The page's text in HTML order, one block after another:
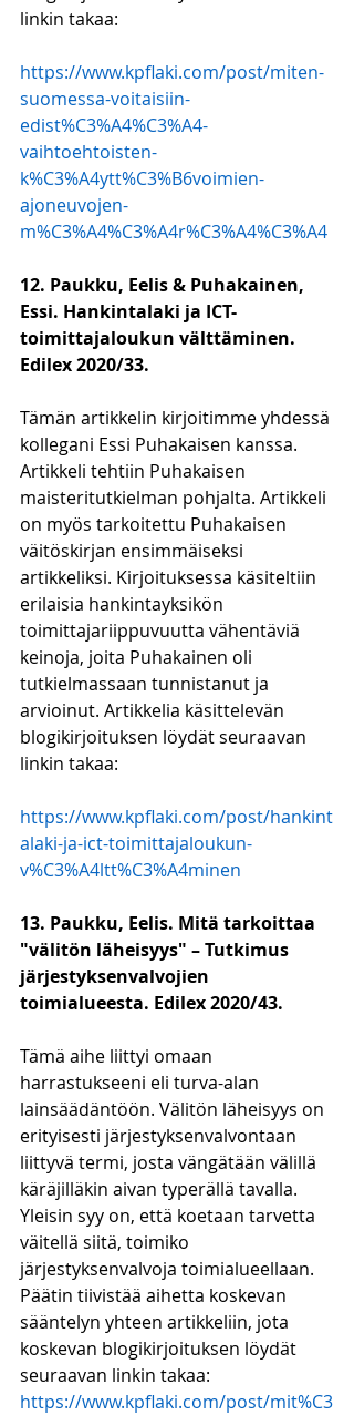
linkin takaa:
https://www.kpflaki.com/post/miten-
suomessa-voitaisiin-
edist%C3%A4%C3%A4-
vaihtoehtoisten-
k%C3%A4ytt%C3%B6voimien-
ajoneuvojen-
m%C3%A4%C3%A4r%C3%A4%C3%A4
12. Paukku, Eelis & Puhakainen,
Essi. Hankintalaki ja ICT-
toimittajaloukun välttäminen.
Edilex 2020/33.
Tämän artikkelin kirjoitimme yhdessä
kollegani Essi Puhakaisen kanssa.
Artikkeli tehtiin Puhakaisen
maisteritutkielman pohjalta. Artikkeli
on myös tarkoitettu Puhakaisen
väitöskirjan ensimmäiseksi
artikkeliksi. Kirjoituksessa käsiteltiin
erilaisia hankintayksikön
toimittajariippuvuutta vähentäviä
keinoja, joita Puhakainen oli
tutkielmassaan tunnistanut ja
arvioinut. Artikkelia käsittelevän
blogikirjoituksen löydät seuraavan
linkin takaa:
https://www.kpflaki.com/post/hankint
alaki-ja-ict-toimittajaloukun-
v%C3%A4ltt%C3%A4minen
13. Paukku, Eelis. Mitä tarkoittaa
"välitön läheisyys" – Tutkimus
järjestyksenvalvojien
toimialueesta. Edilex 2020/43.
Tämä aihe liittyi omaan
harrastukseeni eli turva-alan
lainsäädäntöön. Välitön läheisyys on
erityisesti järjestyksenvalvontaan
liittyvä termi, josta vängätään välillä
käräjilläkin aivan typerällä tavalla.
Yleisin syy on, että koetaan tarvetta
väitellä siitä, toimiko
järjestyksenvalvoja toimialueellaan.
Päätin tiivistää aihetta koskevan
sääntelyn yhteen artikkeliin, jota
koskevan blogikirjoituksen löydät
seuraavan linkin takaa:
https://www.kpflaki.com/post/mit%C3